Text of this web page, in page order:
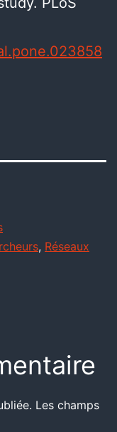
, Réseaux
Les champs